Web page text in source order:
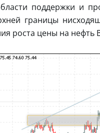
поддержки и
границы
роста цены на нефть